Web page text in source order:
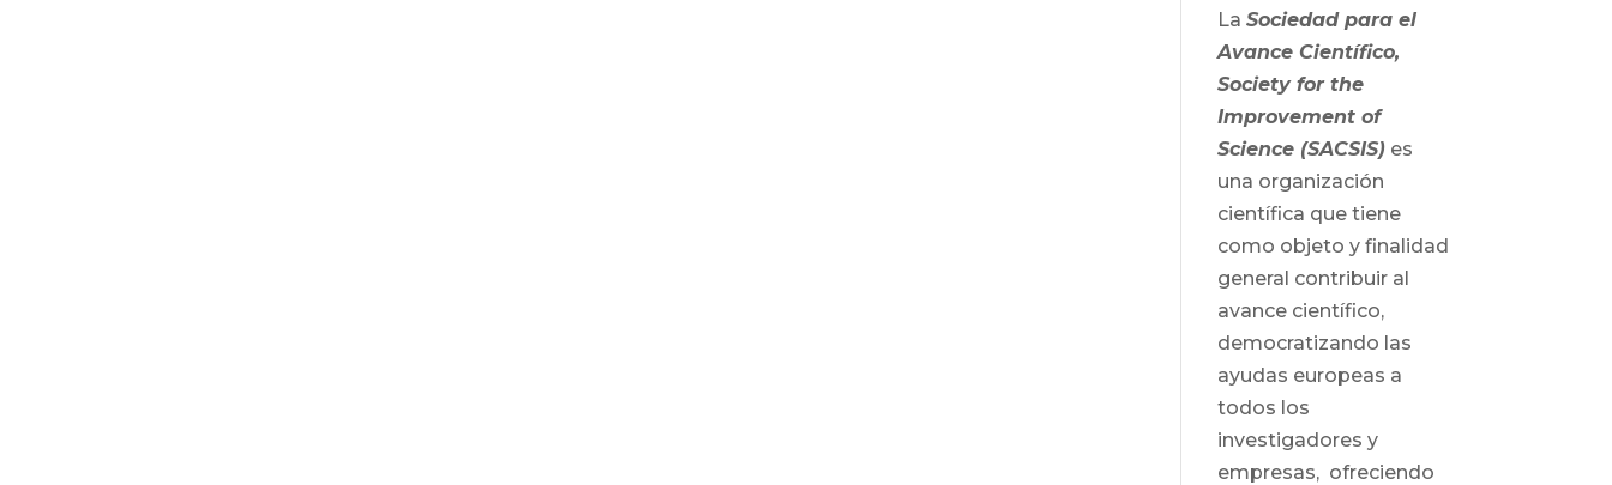
LaSociedad para el
Avance Científico,
Society for the
Improvement of
Science (SACSIS) es
una organización
científica que tiene
como objeto y finalidad
general contribuir al
avance científico,
democratizando las
ayudas europeas a
todos los
investigadores y
empresas, ofreciendo